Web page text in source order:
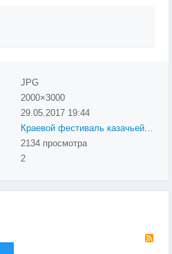
JPG
2000×3000
29.05.2017 19:44
2134 просмотра
2